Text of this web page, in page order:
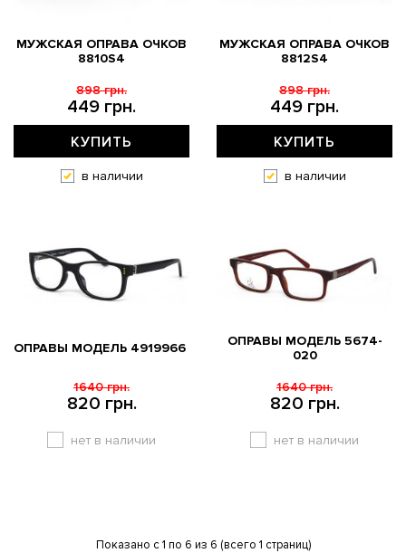
МУЖСКАЯ ОПРАВА ОЧКОВ
8810S4
449 грн.
898 грн.
КУПИТЬ
в наличии
МУЖСКАЯ ОПРАВА ОЧКОВ
8812S4
449 грн.
898 грн.
КУПИТЬ
в наличии
ОПРАВЫ МОДЕЛЬ 4919966
820 грн.
1640 грн.
нет в наличии
ОПРАВЫ МОДЕЛЬ 5674-
020
820 грн.
1640 грн.
нет в наличии
Показано с 1 по 6 из 6 (всего 1 страниц)